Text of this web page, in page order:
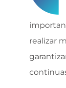
realizar